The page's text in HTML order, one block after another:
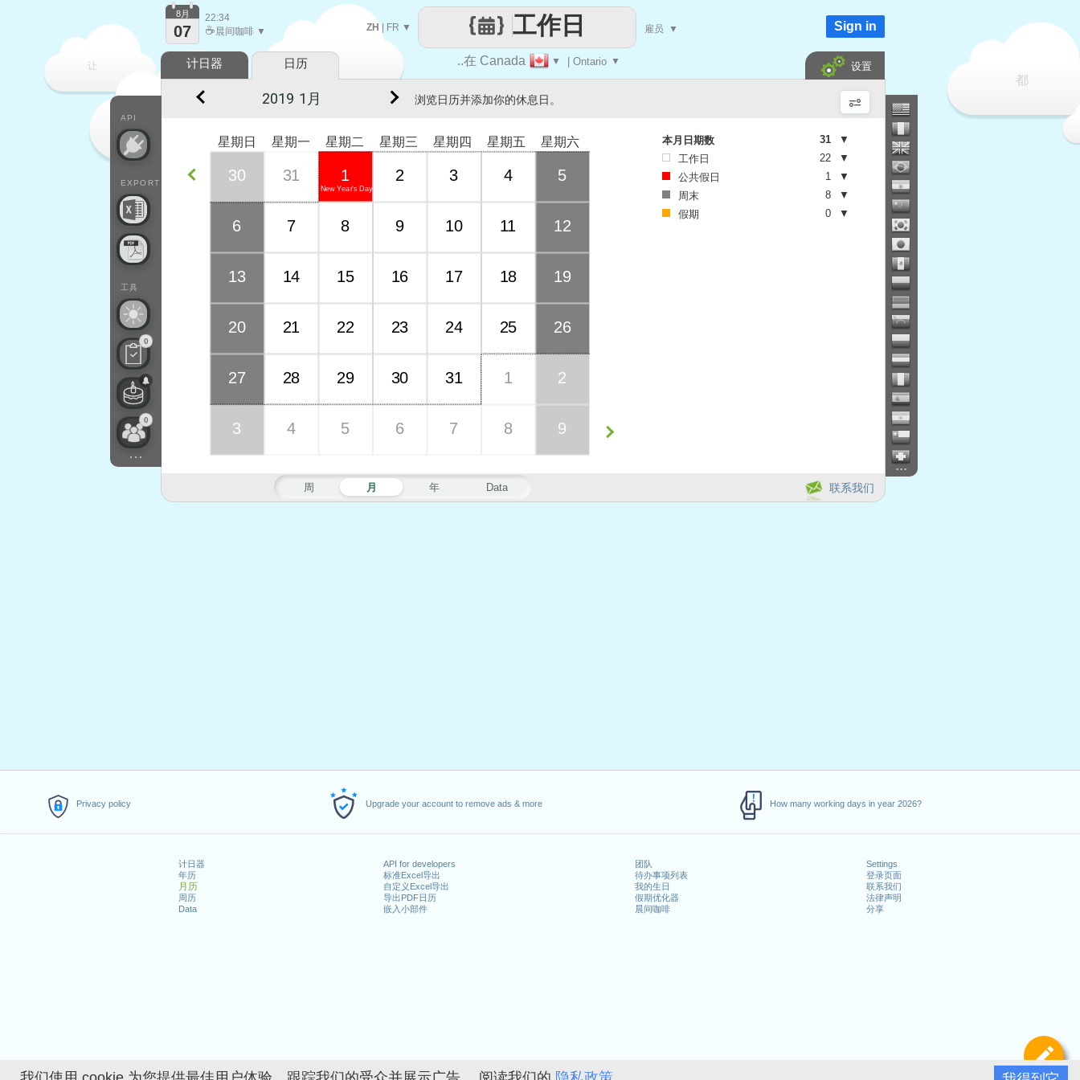
Privacy policy Upgrade your account to remove ads & more How many working days in year 2026?
计日器
年历
月历
周历
Data
API for developers
标准Excel导出
自定义Excel导出
导出PDF日历
嵌入小部件
团队
待办事项列表
我的生日
假期优化器
晨间咖啡
Settings
登录页面
联系我们
法律声明
分享
定
让
都
..在 Canada ▼ | Ontario ▼
工作日
ZH | FR ▼ 雇员 ▼
API
EXPORT
工具
0
0
...
8月
07
22:34
☕晨间咖啡 ▼ Sign in
计日器 日历 设置
...
联系我们
浏览日历并添加你的休息日。
周 月 年 Data
星期日 星期一 星期二 星期三 星期四 星期五 星期六
30 31
New Year's Day
1 2 3 4 5
6 7 8 9 10 11 12
13 14 15 16 17 18 19
20 21 22 23 24 25 26
27 28 29 30 31 1 2
3 4 5 6 7 8 9
本月日期数 31
▼
工作日
22
▼
公共假日
1
▼
周末
8
▼
假期
0 ▼